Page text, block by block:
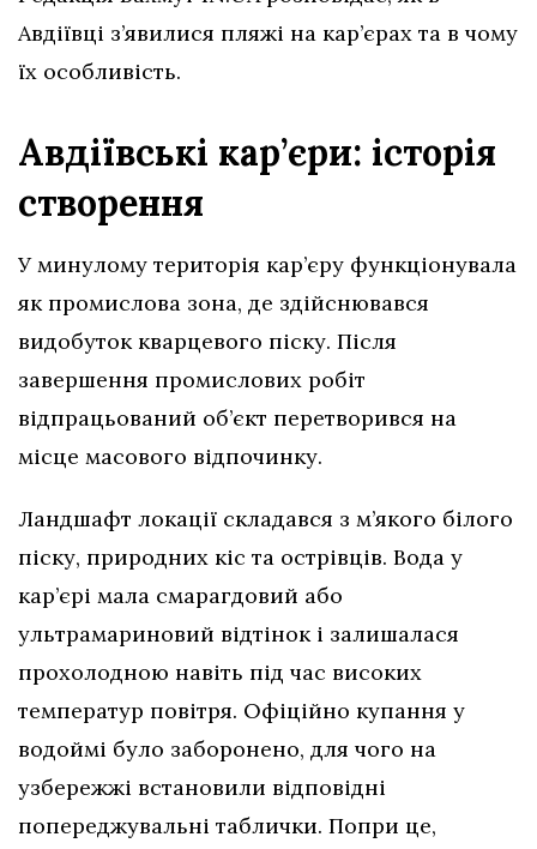
Авдіївці з’явилися пляжі на кар’єрах та в чому
їх особливість.
Авдіївські кар’єри: історія
створення
У минулому територія кар’єру функціонувала
як промислова зона, де здійснювався
видобуток кварцевого піску. Після
завершення промислових робіт
відпрацьований об’єкт перетворився на
місце масового відпочинку.
Ландшафт локації складався з м’якого білого
піску, природних кіс та острівців. Вода у
кар’єрі мала смарагдовий або
ультрамариновий відтінок і залишалася
прохолодною навіть під час високих
температур повітря. Офіційно купання у
водоймі було заборонено, для чого на
узбережжі встановили відповідні
попереджувальні таблички. Попри це,